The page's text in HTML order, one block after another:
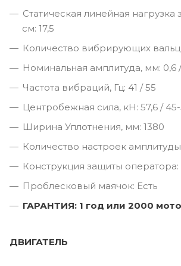
Статическая линейная нагрузка
см: 17,5
Количество вибрирующих
Номинальная амплитуда, мм: 0,6
Частота вибраций, Гц: 41 / 55
Центробежная сила, кН: 57,6 /
Ширина Уплотнения, мм: 1380
Количество настроек
Конструкция защиты оператора:
Проблесковый маячок: Есть
ГАРАНТИЯ: 1 год или 2000
ДВИГАТЕЛЬ